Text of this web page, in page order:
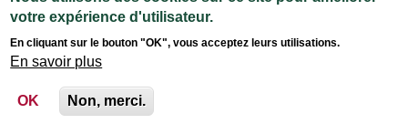
votre expérience d'utilisateur.
En cliquant sur le bouton "OK", vous acceptez leurs utilisations.
En savoir plus
OK Non, merci.